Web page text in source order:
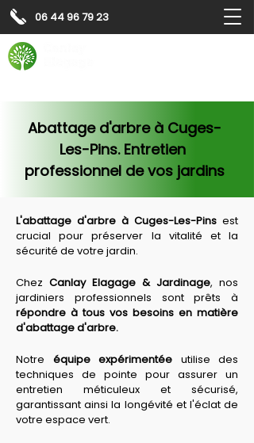
06 44 96 79 23
Abattage d'arbre à Cuges-
Les-Pins. Entretien
professionnel de vos jardins
L'abattage d'arbre à Cuges-Les-Pins est
crucial pour préserver la vitalité et la
sécurité de votre jardin.
Chez Canlay Elagage & Jardinage, nos
répondre à tous vos besoins en matière
d'abattage d'arbre.
Notre équipe expérimentée utilise des
techniques de pointe pour assurer un
entretien méticuleux et sécurisé,
garantissant ainsi la longévité et l'éclat de
votre espace vert.